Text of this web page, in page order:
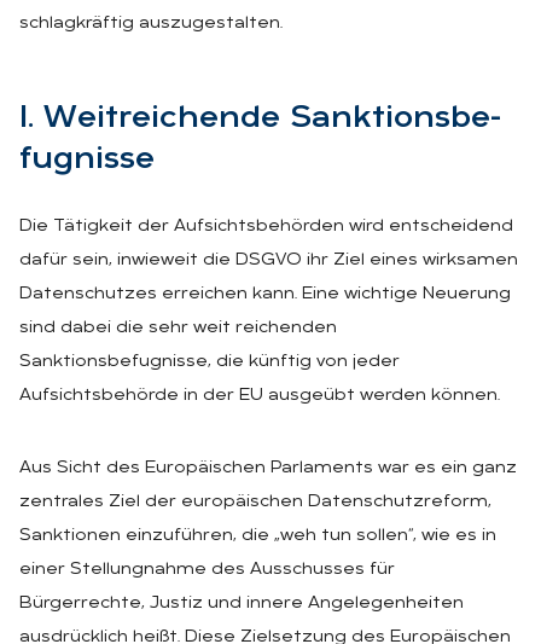
schlagkräftig auszugestalten.
I. Weit­rei­chen­de Sank­ti­ons­be­
fug­nis­se
Die Tätigkeit der Aufsichtsbehörden wird entscheidend
dafür sein, inwieweit die DSGVO ihr Ziel eines wirksamen
Datenschutzes erreichen kann. Eine wichtige Neuerung
sind dabei die sehr weit reichenden
Sanktionsbefugnisse, die künftig von jeder
Aufsichtsbehörde in der EU ausgeübt werden können.
Aus Sicht des Europäischen Parlaments war es ein ganz
zentrales Ziel der europäischen Datenschutzreform,
Sanktionen einzuführen, die „weh tun sollen“, wie es in
einer Stellungnahme des Ausschusses für
Bürgerrechte, Justiz und innere Angelegenheiten
ausdrücklich heißt. Diese Zielsetzung des Europäischen